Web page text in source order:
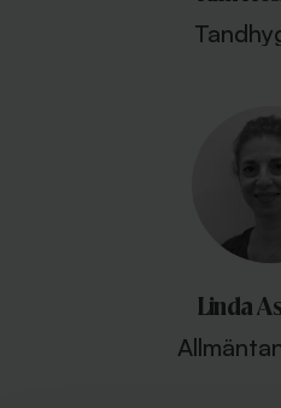
Linda